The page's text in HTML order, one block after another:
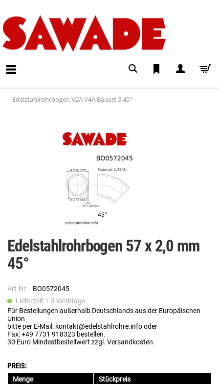
Edelstahlrohrbogen V2A V4A Bauart 3 45°
Edelstahlrohrbogen 57 x 2,0 mm
45°
Art.Nr.: BO0572045
Lieferzeit 1-3 Werktage
Für Bestellungen außerhalb Deutschlands aus der Europäischen
Union
bitte per E-Mail: kontakt@edelstahlrohre.info oder
Fax: +49 7731 918323 bestellen.
30 Euro Mindestbestellwert zzgl. Versandkosten.
PREIS:
Menge Stückpreis